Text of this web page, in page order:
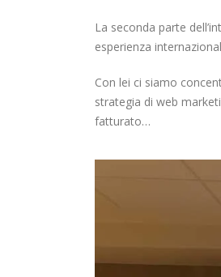
La seconda parte
esperienza
Con lei ci siamo
strategia di web
fatturato…